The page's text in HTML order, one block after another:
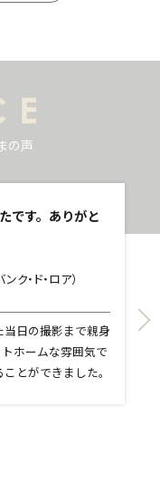
の声
です。ありがと
ク・ド・ロア）
日の撮影まで親身
ホームな雰囲気で
とができました。
T